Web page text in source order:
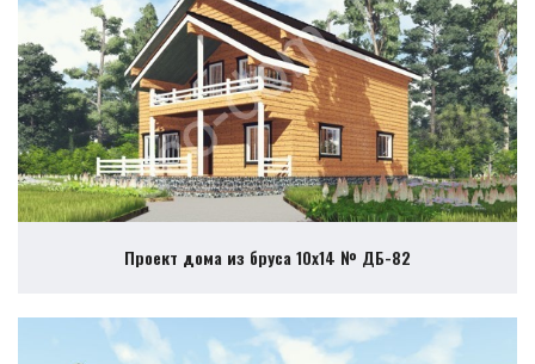
Проект дома из бруса 10х14 № ДБ-82